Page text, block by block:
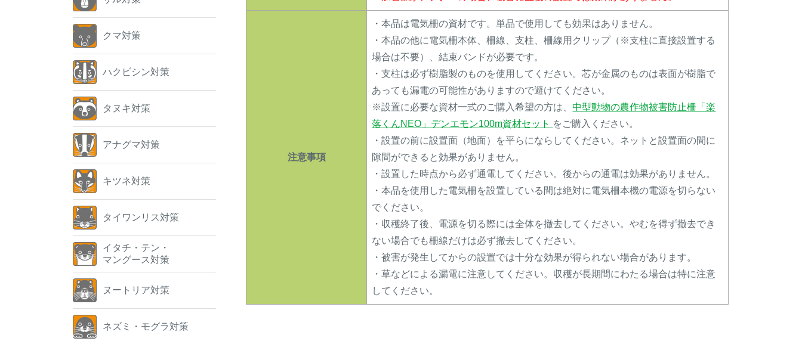
クマ対策
ハクビシン対策
タヌキ対策
アナグマ対策
キツネ対策
タイワンリス対策
イタチ・テン・
マングース対策
ヌートリア対策
ネズミ・モグラ対策
注意事項
・本品は電気柵の資材です。単品で使用しても効果はありません。
・本品の他に電気柵本体、柵線、支柱、柵線用クリップ（※支柱に直接設置する
場合は不要）、結束バンドが必要です。
・支柱は必ず樹脂製のものを使用してください。芯が金属のものは表面が樹脂で
あっても漏電の可能性がありますので避けてください。
※設置に必要な資材一式のご購入希望の方は、中型動物の農作物被害防止柵「楽
落くんNEO」デンエモン100m資材セット をご購入ください。
・設置の前に設置面（地面）を平らにならしてください。ネットと設置面の間に
隙間ができると効果がありません。
・設置した時点から必ず通電してください。後からの通電は効果がありません。
・本品を使用した電気柵を設置している間は絶対に電気柵本機の電源を切らない
でください。
・収穫終了後、電源を切る際には全体を撤去してください。やむを得ず撤去でき
ない場合でも柵線だけは必ず撤去してください。
・被害が発生してからの設置では十分な効果が得られない場合があります。
・草などによる漏電に注意してください。収穫が長期間にわたる場合は特に注意
してください。